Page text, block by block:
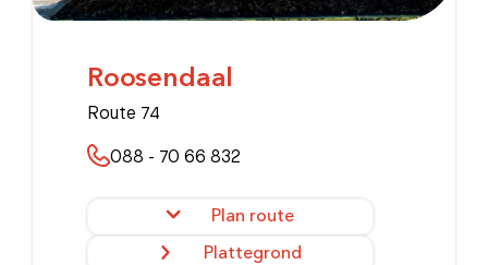
Roosendaal
Route 74
088 - 70 66 832
Plan route
Plattegrond